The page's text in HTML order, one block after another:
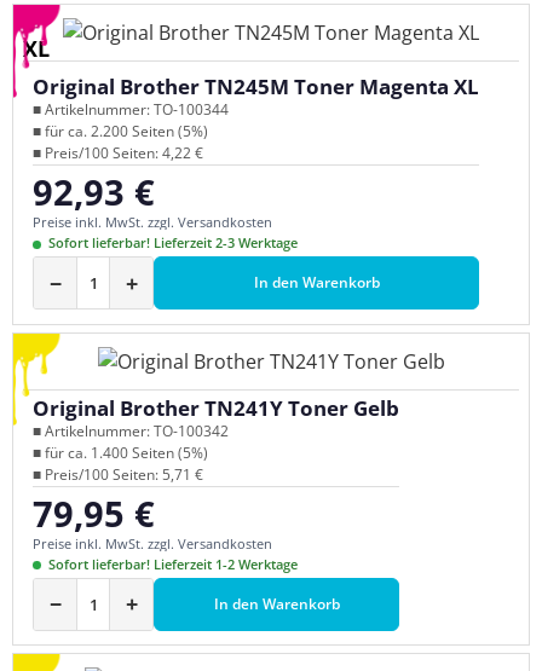
XL
Original Brother TN245M Toner Magenta XL
■ Artikelnummer: TO-100344
■ für ca. 2.200 Seiten (5%)
■ Preis/100 Seiten: 4,22 €
Regulärer Preis:
92,93 €
Preise inkl. MwSt. zzgl. Versandkosten
Sofort lieferbar! Lieferzeit 2-3 Werktage
− + In den Warenkorb
Original Brother TN241Y Toner Gelb
■ Artikelnummer: TO-100342
■ für ca. 1.400 Seiten (5%)
■ Preis/100 Seiten: 5,71 €
Regulärer Preis:
79,95 €
Preise inkl. MwSt. zzgl. Versandkosten
Sofort lieferbar! Lieferzeit 1-2 Werktage
− + In den Warenkorb